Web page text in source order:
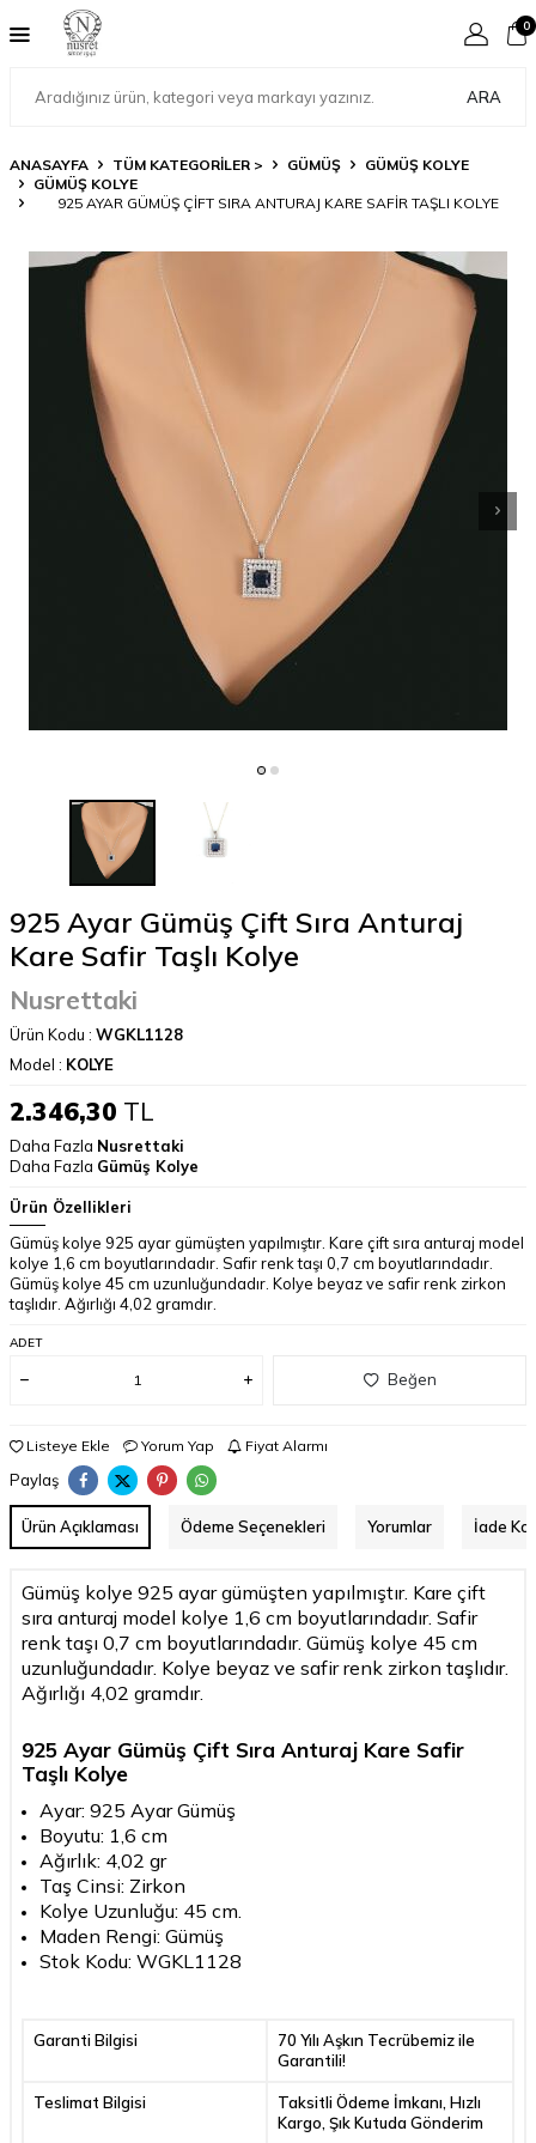
ARA
0
ANASAYFA TÜM KATEGORİLER > GÜMÜŞ
GÜMÜŞ KOLYE
GÜMÜŞ KOLYE
925 AYAR GÜMÜŞ ÇIFT SIRA ANTURAJ KARE SAFIR TAŞLI KOLYE
925 Ayar Gümüş Çift Sıra Anturaj
Kare Safir Taşlı Kolye
Nusrettaki
Ürün Kodu : WGKL1128
Model : KOLYE
2.346,30 TL
Daha Fazla Nusrettaki
Daha Fazla Gümüş Kolye
Ürün Özellikleri
Gümüş kolye 925 ayar gümüşten yapılmıştır. Kare çift sıra anturaj model
kolye 1,6 cm boyutlarındadır. Safir renk taşı 0,7 cm boyutlarındadır.
Gümüş kolye 45 cm uzunluğundadır. Kolye beyaz ve safir renk zirkon
taşlıdır. Ağırlığı 4,02 gramdır.
ADET
Beğen
Listeye Ekle Yorum Yap Fiyat Alarmı
Paylaş
Ürün Açıklaması Ödeme Seçenekleri Yorumlar İade
Gümüş kolye 925 ayar gümüşten yapılmıştır. Kare çift
sıra anturaj model kolye 1,6 cm boyutlarındadır. Safir
renk taşı 0,7 cm boyutlarındadır. Gümüş kolye 45 cm
uzunluğundadır. Kolye beyaz ve safir renk zirkon taşlıdır.
Ağırlığı 4,02 gramdır.
925 Ayar Gümüş Çift Sıra Anturaj Kare Safir
Taşlı Kolye
Ayar: 925 Ayar Gümüş
Boyutu: 1,6 cm
Ağırlık: 4,02 gr
Taş Cinsi: Zirkon
Kolye Uzunluğu: 45 cm.
Maden Rengi: Gümüş
Stok Kodu: WGKL1128
Garanti Bilgisi
70 Yılı Aşkın Tecrübemiz ile
Garantili!
Teslimat Bilgisi
Taksitli Ödeme İmkanı, Hızlı
Kargo, Şık Kutuda Gönderim